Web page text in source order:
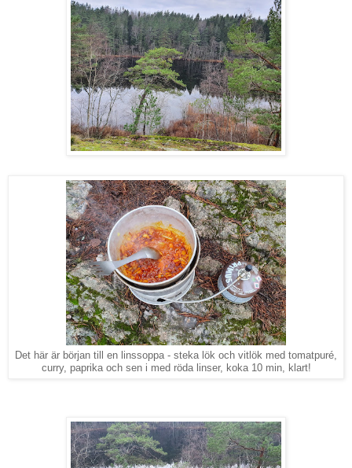
Det här är början till en linssoppa - steka lök och vitlök med tomatpuré,
curry, paprika och sen i med röda linser, koka 10 min, klart!